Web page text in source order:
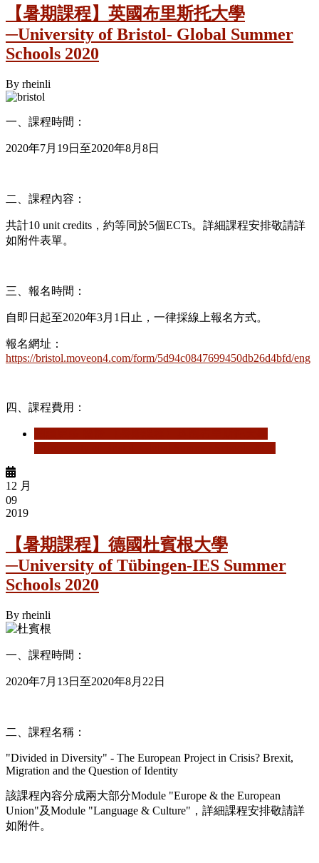
【暑期課程】英國布里斯托大學
─University of Bristol- Global Summer
Schools 2020
By rheinli
一、課程時間：
2020年7月19日至2020年8月8日
二、課程內容：
共計10 unit credits，約等同於5個ECTs。詳細課程安排敬請詳
如附件表單。
三、報名時間：
自即日起至2020年3月1日止，一律採線上報名方式。
報名網址：
https://bristol.moveon4.com/form/5d94c0847699450db26d4bfd/eng
四、課程費用：
12 月
09
2019
【暑期課程】德國杜賓根大學
─University of Tübingen-IES Summer
Schools 2020
By rheinli
一、課程時間：
2020年7月13日至2020年8月22日
二、課程名稱：
"Divided in Diversity" - The European Project in Crisis? Brexit,
Migration and the Question of Identity
該課程內容分成兩大部分Module "Europe & the European
Union"及Module "Language & Culture"，詳細課程安排敬請詳
如附件。